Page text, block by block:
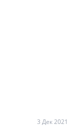
3 Дек 2021